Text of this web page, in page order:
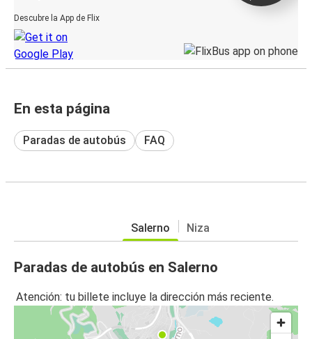
Descubre la App de Flix
En esta página
Paradas de autobús FAQ
Salerno Niza
Paradas de autobús en Salerno
Atención: tu billete incluye la dirección más reciente.